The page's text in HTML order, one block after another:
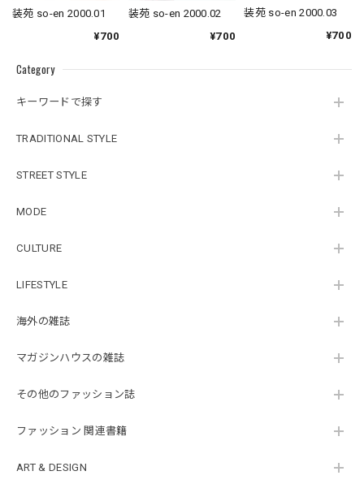
Category
キーワードで探す
TRADITIONAL STYLE
STREET STYLE
MODE
CULTURE
LIFESTYLE
海外の雑誌
マガジンハウスの雑誌
その他のファッション誌
ファッション 関連書籍
ART & DESIGN
装苑 so-en 2000.01
¥700
装苑 so-en 2000.02
¥700
装苑 so-en 2000.03
¥700